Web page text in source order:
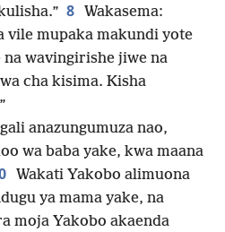
8 Wakasema:
vile mupaka makundi yote
wavingirishe jiwe na
cha kisima. Kisha
anazungumuza nao,
wa baba yake, kwa maana
Wakati Yakobo alimuona
ya mama yake, na
moja Yakobo akaenda